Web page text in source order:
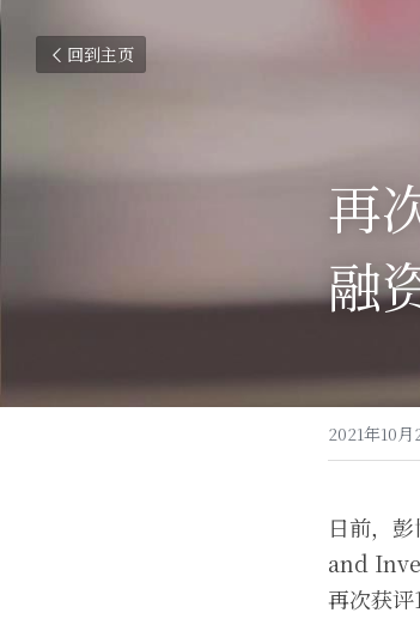
回到主页
再
融
2021年10月
日前，
and
再次获评